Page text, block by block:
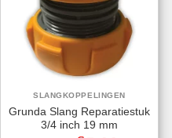
SLANGKOPPELINGEN
Grunda Slang Reparatiestuk
3/4 inch 19 mm